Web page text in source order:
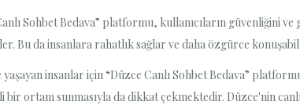
Sohbet Bedava” platformu, kullanıcıların güvenliğini
Bu da insanlara rahatlık sağlar ve daha özgürce
yaşayan insanlar için “Düzce Canlı Sohbet Bedava”
bir ortam sunmasıyla da dikkat çekmektedir. Düzce'nin